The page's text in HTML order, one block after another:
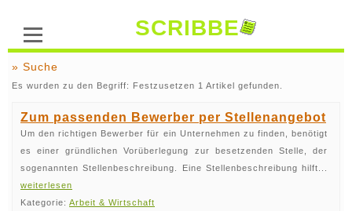
SCRIBBE
» Suche
Es wurden zu den Begriff: Festzusetzen 1 Artikel gefunden.
Zum passenden Bewerber per Stellenangebot
Um den richtigen Bewerber für ein Unternehmen zu finden, benötigt
es einer gründlichen Vorüberlegung zur besetzenden Stelle, der
sogenannten Stellenbeschreibung. Eine Stellenbeschreibung hilft...
weiterlesen
Kategorie: Arbeit & Wirtschaft